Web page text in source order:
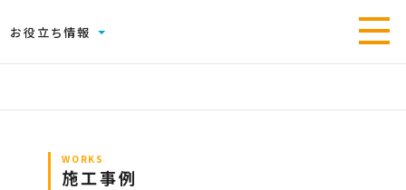
お役立ち情報
WORKS
施工事例